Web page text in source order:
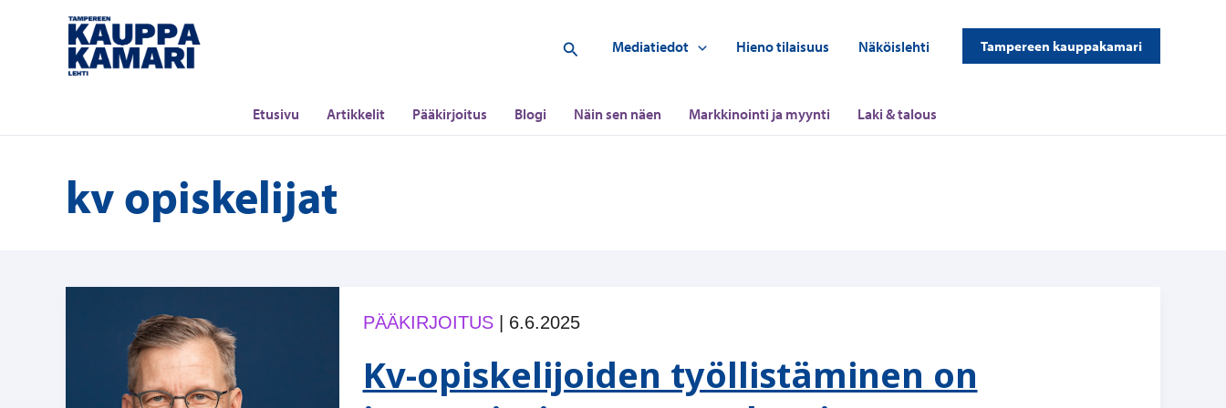
Hae Mediatiedot Hieno tilaisuus Näköislehti Tampereen kauppakamari
Etusivu Artikkelit Pääkirjoitus Blogi Näin sen näen Markkinointi ja myynti Laki & talous
kv opiskelijat
PÄÄKIRJOITUS| 6.6.2025
Kv-opiskelijoiden työllistäminen on